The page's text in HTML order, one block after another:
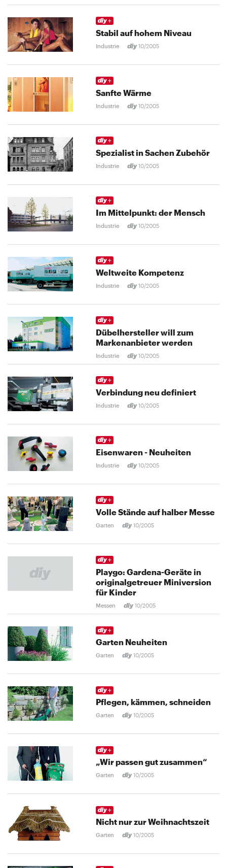
Stabil auf hohem Niveau
Industrie 10/2005
Sanfte Wärme
Industrie 10/2005
Spezialist in Sachen Zubehör
Industrie 10/2005
Im Mittelpunkt: der Mensch
Industrie 10/2005
Weltweite Kompetenz
Industrie 10/2005
Dübelhersteller will zum
Markenanbieter werden
Industrie 10/2005
Verbindung neu definiert
Industrie 10/2005
Eisenwaren - Neuheiten
Industrie 10/2005
Volle Stände auf halber Messe
Garten 10/2005
Playgo: Gardena-Geräte in
originalgetreuer Miniversion
für Kinder
Messen 10/2005
Garten Neuheiten
Garten 10/2005
Pflegen, kämmen, schneiden
Garten 10/2005
„Wir passen gut zusammen“
Garten 10/2005
Nicht nur zur Weihnachtszeit
Garten 10/2005